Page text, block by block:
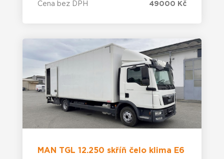
Cena bez DPH 49000 Kč
MAN TGL 12.250 skříň čelo klima E6